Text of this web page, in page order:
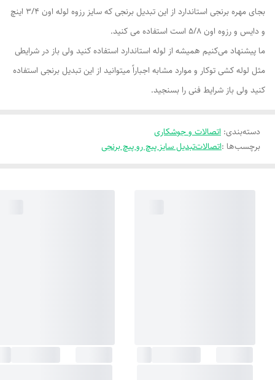
بجای مهره برنجی استاندارد از این تبدیل برنجی که سایز رزوه لوله اون 3/4 اینچ
و دایس و رزوه اون 5/8 است استفاده می کنید.
ما پیشنهاد می‌کنیم همیشه از لوله استاندارد استفاده کنید ولی باز در شرایطی
مثل لوله کشی توکار و موارد مشابه اجباراً میتوانید از این تبدیل برنجی استفاده
کنید ولی باز شرایط فنی را بسنجید.
دسته‌بندی: اتصالات و جوشکاری
برچسب‌ها :اتصالاتتبدیل سایز پیچ رو پیچ برنجی